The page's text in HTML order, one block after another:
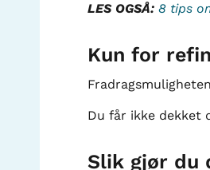
LES OGSÅ: 8 tips
Kun for
Du får ikke dekket
Slik gjør du